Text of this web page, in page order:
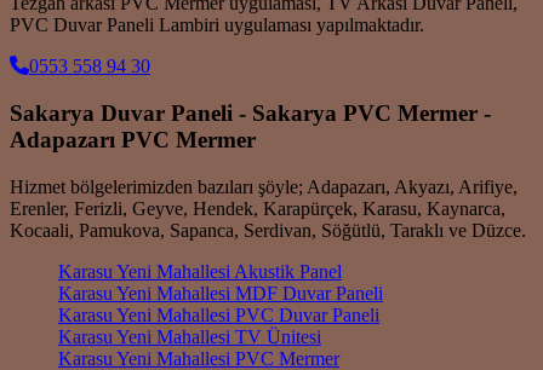
PVC Duvar Paneli Lambiri uygulaması yapılmaktadır.
0553 558 94 30
Sakarya Duvar Paneli - Sakarya PVC Mermer -
Adapazarı PVC Mermer
Hizmet bölgelerimizden bazıları şöyle; Adapazarı, Akyazı, Arifiye,
Erenler, Ferizli, Geyve, Hendek, Karapürçek, Karasu, Kaynarca,
Kocaali, Pamukova, Sapanca, Serdivan, Söğütlü, Taraklı ve Düzce.
Karasu Yeni Mahallesi Akustik Panel
Karasu Yeni Mahallesi MDF Duvar Paneli
Karasu Yeni Mahallesi PVC Duvar Paneli
Karasu Yeni Mahallesi TV Ünitesi
Karasu Yeni Mahallesi PVC Mermer